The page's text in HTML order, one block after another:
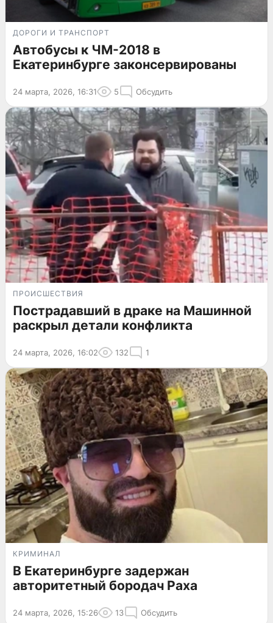
ДОРОГИ И ТРАНСПОРТ
Автобусы к ЧМ-2018 в
Екатеринбурге законсервированы
24 марта, 2026, 16:31 5 Обсудить
ПРОИСШЕСТВИЯ
Пострадавший в драке на Машинной
раскрыл детали конфликта
24 марта, 2026, 16:02 132 1
КРИМИНАЛ
В Екатеринбурге задержан
авторитетный бородач Раха
24 марта, 2026, 15:26 13 Обсудить